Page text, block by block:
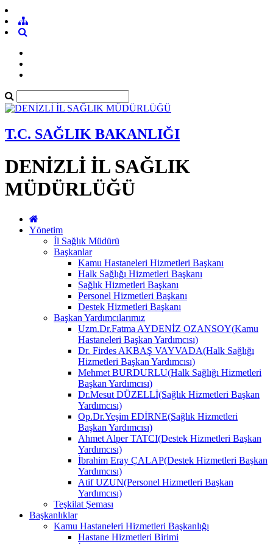
T.C. SAĞLIK BAKANLIĞI
DENİZLİ İL SAĞLIK
MÜDÜRLÜĞÜ
Yönetim
İl Sağlık Müdürü
Başkanlar
Kamu Hastaneleri Hizmetleri Başkanı
Halk Sağlığı Hizmetleri Başkanı
Sağlık Hizmetleri Başkanı
Personel Hizmetleri Başkanı
Destek Hizmetleri Başkanı
Başkan Yardımcılarımız
Uzm.Dr.Fatma AYDENİZ OZANSOY(Kamu
Hastaneleri Başkan Yardımcısı)
Dr. Firdes AKBAŞ VAYVADA(Halk Sağlığı
Hizmetleri Başkan Yardımcısı)
Mehmet BURDURLU(Halk Sağlığı Hizmetleri
Başkan Yardımcısı)
Dr.Mesut DÜZELLİ(Sağlık Hizmetleri Başkan
Yardımcısı)
Op.Dr.Yeşim EDİRNE(Sağlık Hizmetleri
Başkan Yardımcısı)
Ahmet Alper TATCI(Destek Hizmetleri Başkan
Yardımcısı)
İbrahim Eray ÇALAP(Destek Hizmetleri Başkan
Yardımcısı)
Atif UZUN(Personel Hizmetleri Başkan
Yardımcısı)
Teşkilat Şeması
Başkanlıklar
Kamu Hastaneleri Hizmetleri Başkanlığı
Hastane Hizmetleri Birimi